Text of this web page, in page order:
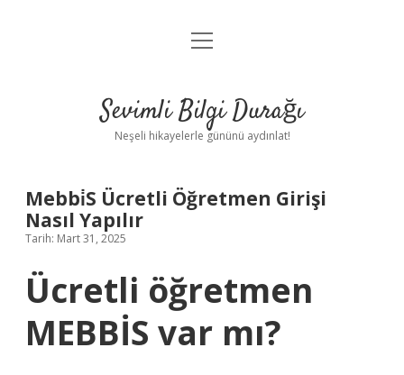
Anasayfa
Yasal Uyarı
menüyü
Sevimli Bilgi Durağı
Neşeli hikayelerle gününü aydınlat!
Mebbi̇S Ücretli Öğretmen Girişi
Nasıl Yapılır
Tarih: Mart 31, 2025
Ücretli öğretmen
MEBBİS var mı?